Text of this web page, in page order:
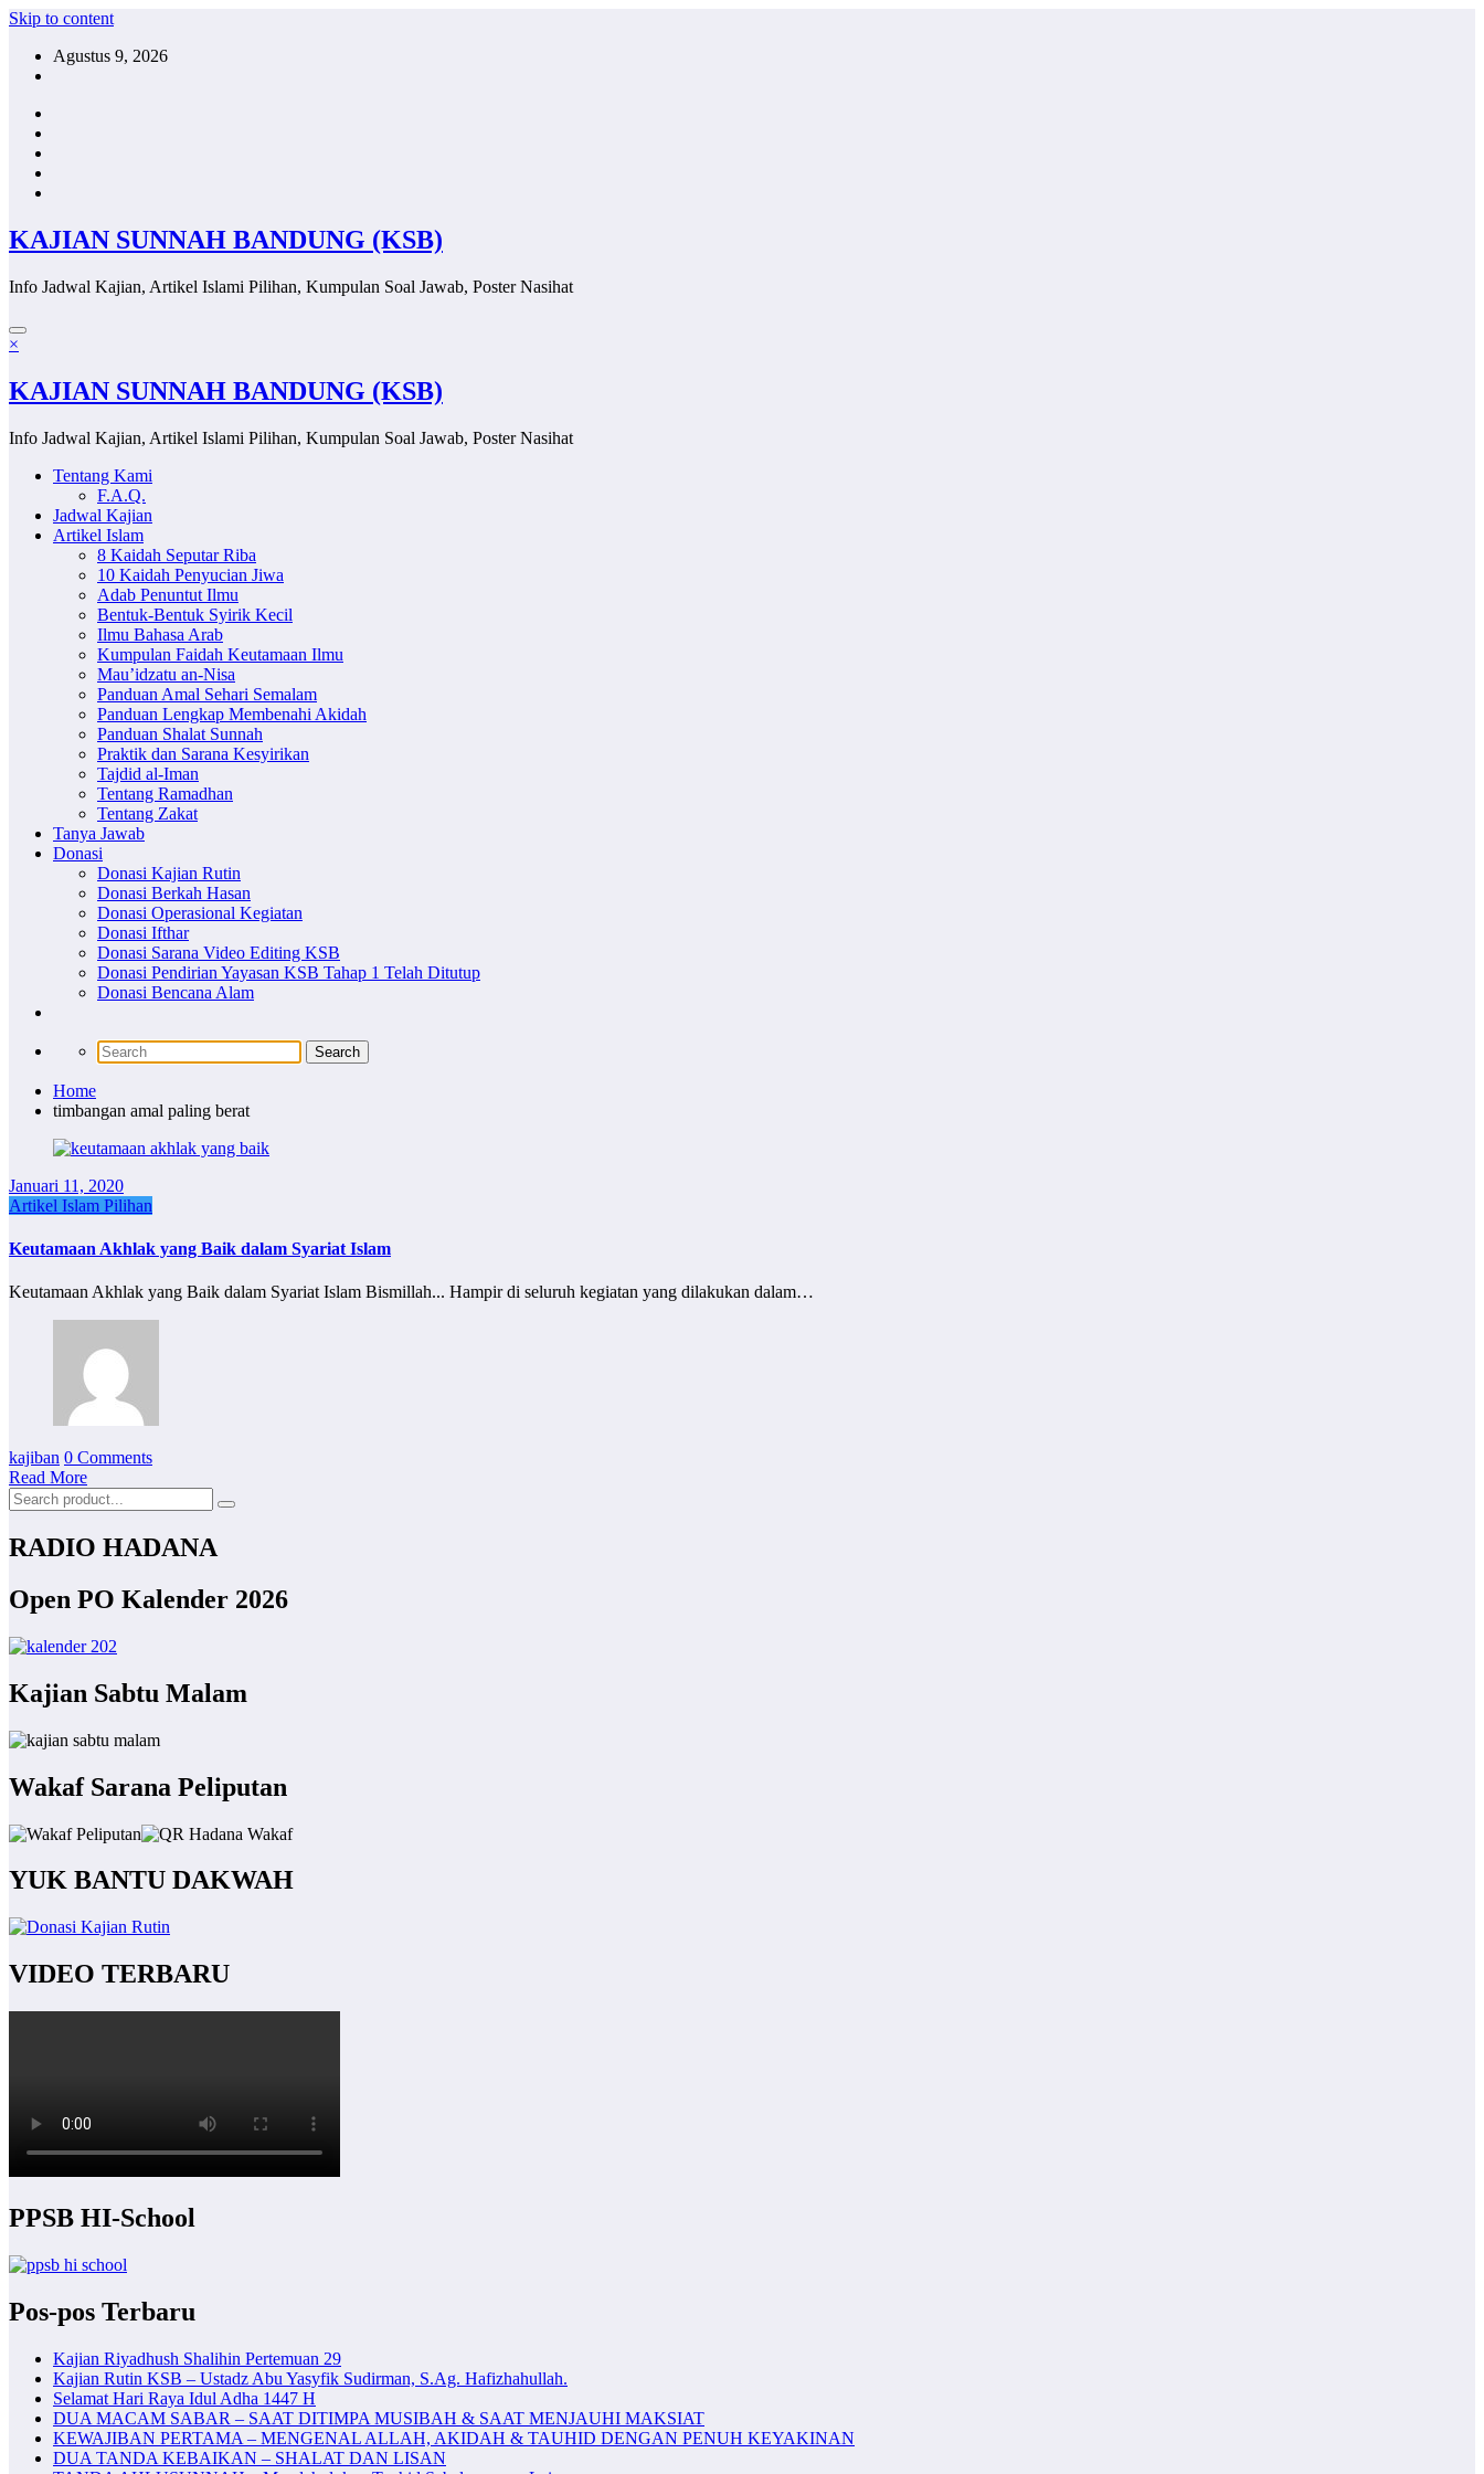
Skip to content
Agustus 9, 2026
KAJIAN SUNNAH BANDUNG (KSB)
Info Jadwal Kajian, Artikel Islami Pilihan, Kumpulan Soal Jawab, Poster Nasihat
×
KAJIAN SUNNAH BANDUNG (KSB)
Info Jadwal Kajian, Artikel Islami Pilihan, Kumpulan Soal Jawab, Poster Nasihat
Tentang Kami
F.A.Q.
Jadwal Kajian
Artikel Islam
8 Kaidah Seputar Riba
10 Kaidah Penyucian Jiwa
Adab Penuntut Ilmu
Bentuk-Bentuk Syirik Kecil
Ilmu Bahasa Arab
Kumpulan Faidah Keutamaan Ilmu
Mau’idzatu an-Nisa
Panduan Amal Sehari Semalam
Panduan Lengkap Membenahi Akidah
Panduan Shalat Sunnah
Praktik dan Sarana Kesyirikan
Tajdid al-Iman
Tentang Ramadhan
Tentang Zakat
Tanya Jawab
Donasi
Donasi Kajian Rutin
Donasi Berkah Hasan
Donasi Operasional Kegiatan
Donasi Ifthar
Donasi Sarana Video Editing KSB
Donasi Pendirian Yayasan KSB Tahap 1 Telah Ditutup
Donasi Bencana Alam
Home
timbangan amal paling berat
Januari 11, 2020
Artikel Islam Pilihan
Keutamaan Akhlak yang Baik dalam Syariat Islam
Keutamaan Akhlak yang Baik dalam Syariat Islam Bismillah... Hampir di seluruh kegiatan yang dilakukan dalam…
kajiban 0 Comments
Read More
RADIO HADANA
Open PO Kalender 2026
Kajian Sabtu Malam
Wakaf Sarana Peliputan
YUK BANTU DAKWAH
VIDEO TERBARU
PPSB HI-School
Pos-pos Terbaru
Kajian Riyadhush Shalihin Pertemuan 29
Kajian Rutin KSB – Ustadz Abu Yasyfik Sudirman, S.Ag. Hafizhahullah.
Selamat Hari Raya Idul Adha 1447 H
DUA MACAM SABAR – SAAT DITIMPA MUSIBAH & SAAT MENJAUHI MAKSIAT
KEWAJIBAN PERTAMA – MENGENAL ALLAH, AKIDAH & TAUHID DENGAN PENUH KEYAKINAN
DUA TANDA KEBAIKAN – SHALAT DAN LISAN